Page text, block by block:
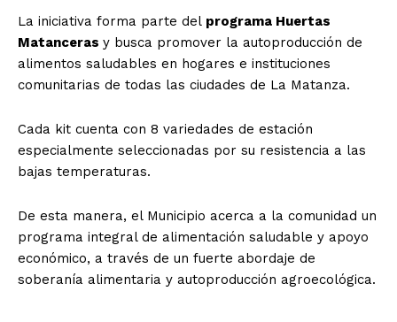
La iniciativa forma parte del programa Huertas
Matanceras y busca promover la autoproducción de
alimentos saludables en hogares e instituciones
comunitarias de todas las ciudades de La Matanza.
Cada kit cuenta con 8 variedades de estación
especialmente seleccionadas por su resistencia a las
bajas temperaturas.
De esta manera, el Municipio acerca a la comunidad un
programa integral de alimentación saludable y apoyo
económico, a través de un fuerte abordaje de
soberanía alimentaria y autoproducción agroecológica.